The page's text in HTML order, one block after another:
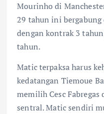
Mourinho di
29 tahun ini
dengan kontrak 3
tahun.
Matic terpaksa harus
kedatangan Tiemoue
memilih Cesc Fabregas
sentral. Matic sendiri